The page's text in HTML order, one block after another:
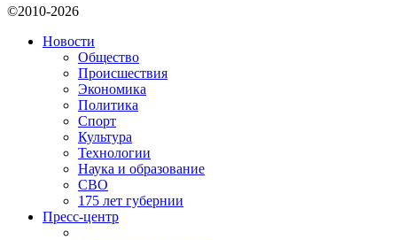
©2010-2026
Новости
Общество
Происшествия
Экономика
Политика
Спорт
Культура
Технологии
Наука и образование
СВО
175 лет губернии
Пресс-центр